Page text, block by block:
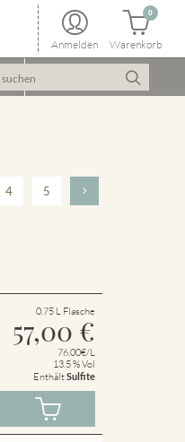
Anmelden Warenkorb
0
4 5
0.75 L Flasche
57,00 €
76.00€/L
13.5 % Vol
EnthältSulfite